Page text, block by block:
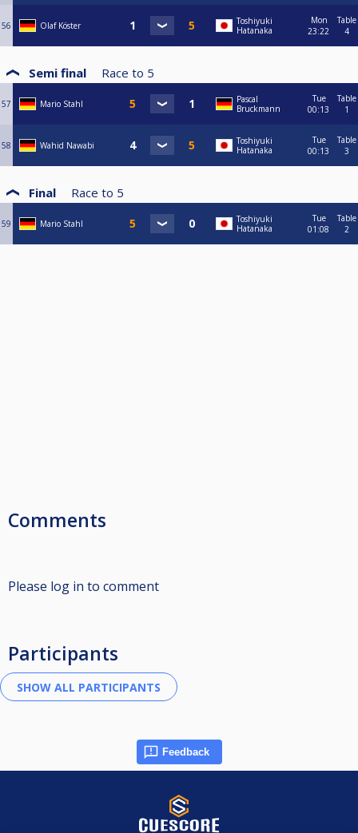
56 Olaf Köster
Toshiyuki
Hatanaka
Mon
23:22
Table
4
Semi final Race to 5
57 Mario Stahl
Pascal
Bruckmann
Tue
00:13
Table
1
58 Wahid Nawabi
Toshiyuki
Hatanaka
Tue
00:13
Table
3
Final Race to 5
59 Mario Stahl
Toshiyuki
Hatanaka
Tue
01:08
Table
2
Comments
Please log in to comment
Participants
Feedback